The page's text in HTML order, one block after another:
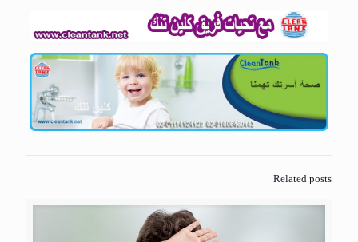
Related posts